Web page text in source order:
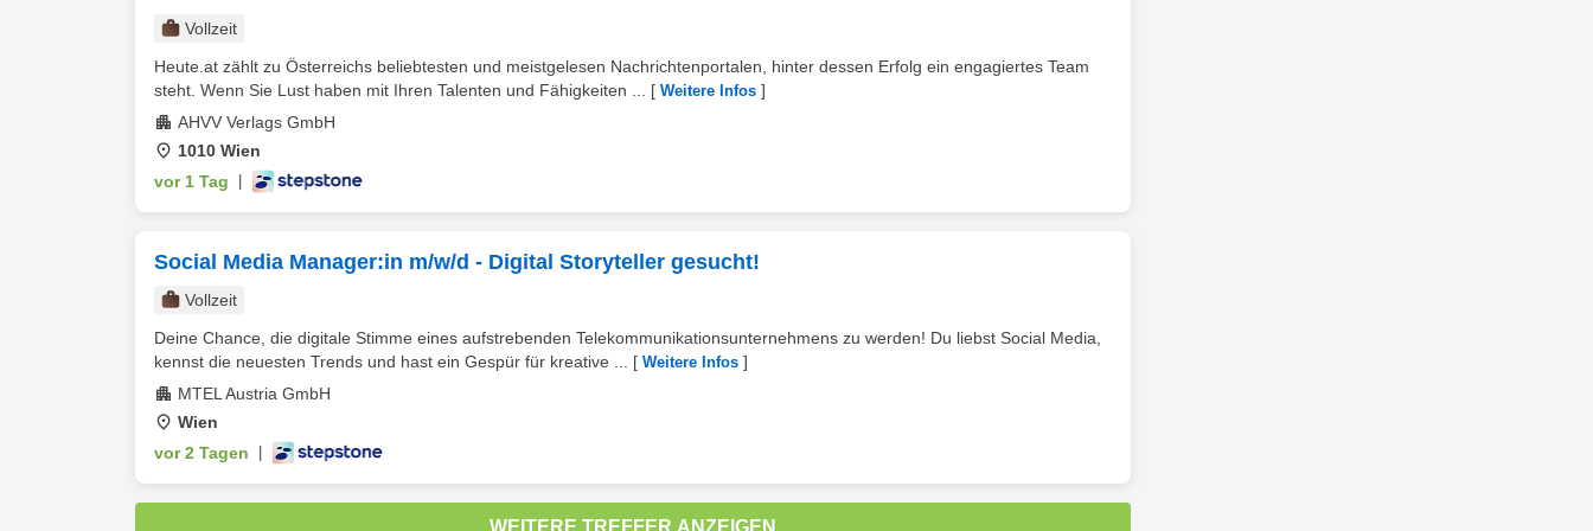
Vollzeit
Heute.at zählt zu Österreichs beliebtesten und meistgelesen Nachrichtenportalen, hinter dessen Erfolg ein engagiertes Team
steht. Wenn Sie Lust haben mit Ihren Talenten und Fähigkeiten ...
[ Weitere Infos ]
AHVV Verlags GmbH
1010 Wien
vor 1 Tag
Social Media Manager:in m/w/d - Digital Storyteller gesucht!
Vollzeit
Deine Chance, die digitale Stimme eines aufstrebenden Telekommunikationsunternehmens zu werden! Du liebst Social Media,
kennst die neuesten Trends und hast ein Gespür für kreative ...
[ Weitere Infos ]
MTEL Austria GmbH
Wien
vor 2 Tagen
WEITERE TREFFER ANZEIGEN